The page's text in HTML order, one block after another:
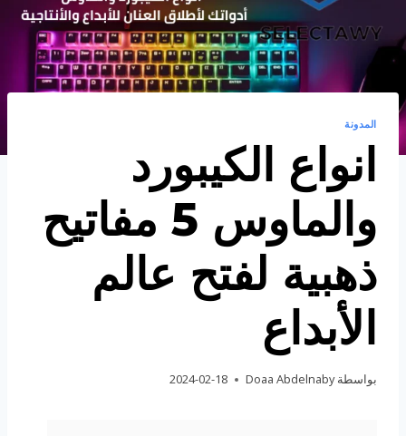
المدونة
انواع الكيبورد
والماوس 5 مفاتيح
ذهبية لفتح عالم
الأبداع
بواسطة Doaa Abdelnaby
2024-02-18